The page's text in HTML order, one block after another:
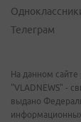
Телеграм
На данном
"VLADNEWS" -
выдано